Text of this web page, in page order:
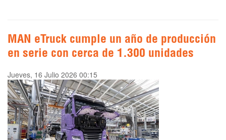
MAN eTruck cumple un año de producción
en serie con cerca de 1.300 unidades
Jueves, 16 Julio 2026 00:15